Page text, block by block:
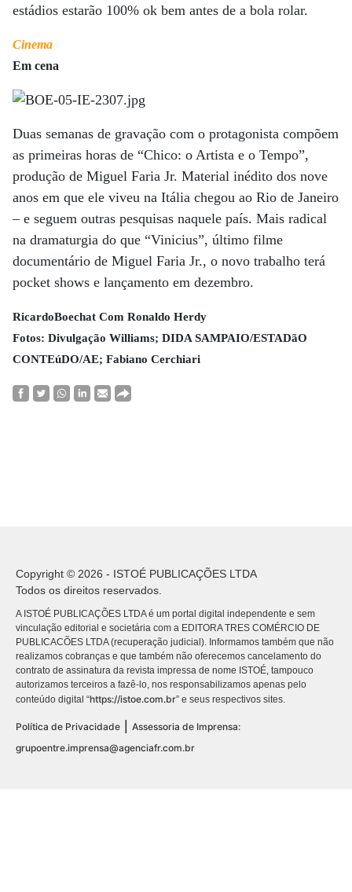
estádios estarão 100% ok bem antes de a bola rolar.
Cinema
Em cena
Duas semanas de gravação com o protagonista compõem
as primeiras horas de “Chico: o Artista e o Tempo”,
produção de Miguel Faria Jr. Material inédito dos nove
anos em que ele viveu na Itália chegou ao Rio de Janeiro
– e seguem outras pesquisas naquele país. Mais radical
na dramaturgia do que “Vinicius”, último filme
documentário de Miguel Faria Jr., o novo trabalho terá
pocket shows e lançamento em dezembro.
RicardoBoechat Com Ronaldo Herdy
Fotos: Divulgação Williams; DIDA SAMPAIO/ESTADãO
CONTEúDO/AE; Fabiano Cerchiari
Copyright © 2026 - ISTOÉ PUBLICAÇÕES LTDA
Todos os direitos reservados.
A ISTOÉ PUBLICAÇÕES LTDA é um portal digital independente e sem
vinculação editorial e societária com a EDITORA TRES COMÉRCIO DE
PUBLICACÕES LTDA (recuperação judicial). Informamos também que não
realizamos cobranças e que também não oferecemos cancelamento do
contrato de assinatura da revista impressa de nome ISTOÉ, tampouco
autorizamos terceiros a fazê-lo, nos responsabilizamos apenas pelo
conteúdo digital “https://istoe.com.br” e seus respectivos sites.
Política de Privacidade
Assessoria de Imprensa:
grupoentre.imprensa@agenciafr.com.br